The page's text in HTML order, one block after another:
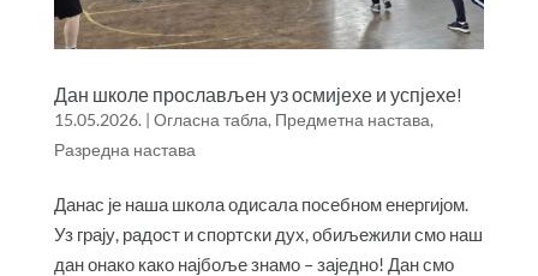
Дан школе прослављен уз осмијехе и успјехе!
15.05.2026. | Огласна табла, Предметна настава,
Разредна настава
Данас је наша школа одисала посебном енергијом.
Уз грају, радост и спортски дух, обиљежили смо наш
дан онако како најбоље знамо – заједно! Дан смо